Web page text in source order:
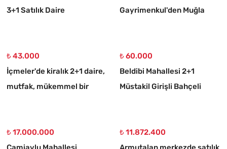
3+1 Satılık Daire
Gayrimenkul'den Muğla
₺ 43.000
İçmeler'de kiralık 2+1 daire,
mutfak, mükemmel bir
₺ 60.000
Beldibi Mahallesi 2+1
Müstakil Girişli Bahçeli
₺ 17.000.000
₺ 11.872.400